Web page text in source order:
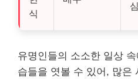
식
유명인들의 소소한 일상
습들을 엿볼 수 있어, 많은